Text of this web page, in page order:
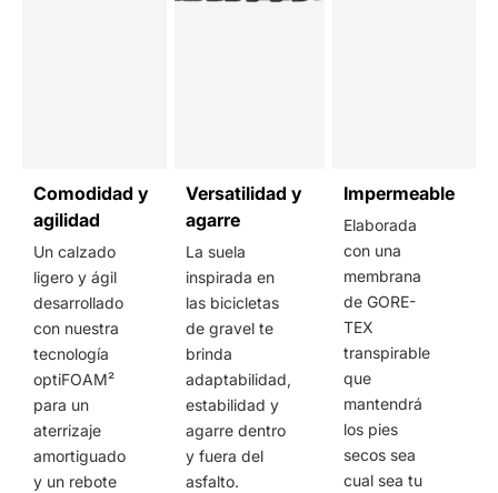
Comodidad y
agilidad
Un calzado
ligero y ágil
desarrollado
con nuestra
tecnología
optiFOAM²
para un
aterrizaje
amortiguado
y un rebote
Versatilidad y
agarre
La suela
inspirada en
las bicicletas
de gravel te
brinda
adaptabilidad,
estabilidad y
agarre dentro
y fuera del
asfalto.
Impermeable
Elaborada
con una
membrana
de GORE-
TEX
transpirable
que
mantendrá
los pies
secos sea
cual sea tu